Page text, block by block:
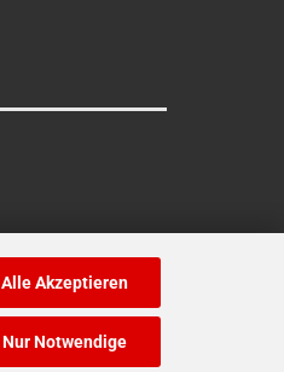
Alle Akzeptieren
Nur Notwendige